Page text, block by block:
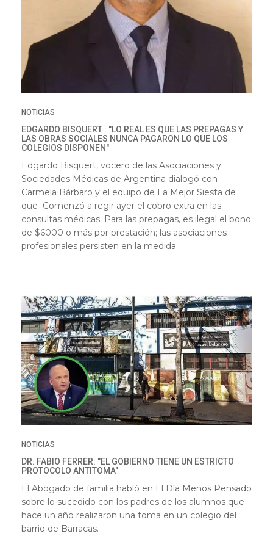
NOTICIAS
EDGARDO BISQUERT : "LO REAL ES QUE LAS PREPAGAS Y
LAS OBRAS SOCIALES NUNCA PAGARON LO QUE LOS
COLEGIOS DISPONEN"
Edgardo Bisquert, vocero de las Asociaciones y
Sociedades Médicas de Argentina dialogó con
Carmela Bárbaro y el equipo de La Mejor Siesta de
que Comenzó a regir ayer el cobro extra en las
consultas médicas. Para las prepagas, es ilegal el bono
de $6000 o más por prestación; las asociaciones
profesionales persisten en la medida.
NOTICIAS
DR. FABIO FERRER: "EL GOBIERNO TIENE UN ESTRICTO
PROTOCOLO ANTITOMA"
El Abogado de familia habló en El Día Menos Pensado
sobre lo sucedido con los padres de los alumnos que
hace un año realizaron una toma en un colegio del
barrio de Barracas.